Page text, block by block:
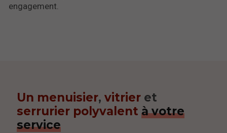
engagement.
Un menuisier, vitrier et
serrurier polyvalent à votre
service